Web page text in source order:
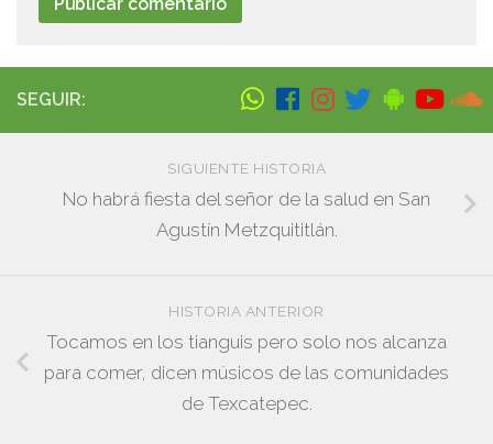
SEGUIR:
SIGUIENTE HISTORIA
No habrá fiesta del señor de la salud en San
Agustín Metzquititlán.
HISTORIA ANTERIOR
Tocamos en los tianguis pero solo nos alcanza
para comer, dicen músicos de las comunidades
de Texcatepec.